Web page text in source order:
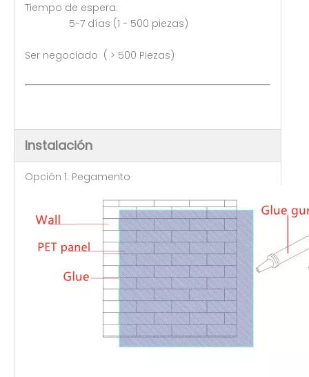
Tiempo de espera:
5-7 días (1 - 500 piezas)
Ser negociado ( > 500 Piezas)
Instalación
Opción 1: Pegamento